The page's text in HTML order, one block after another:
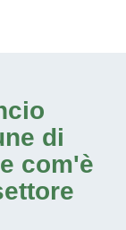
di
com'è